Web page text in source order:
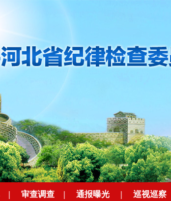
| 审查调查 | 通报曝光 | 巡视巡察